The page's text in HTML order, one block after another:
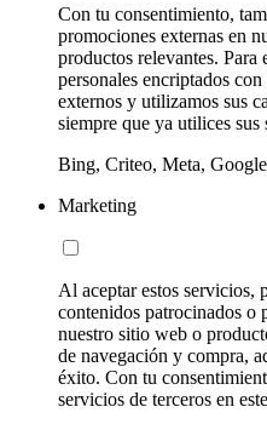
Con tu consentimiento,
promociones externas en
productos relevantes. Para
personales encriptados
externos y utilizamos sus
siempre que ya utilices sus
Bing, Criteo, Meta,
Marketing
Al aceptar estos servicios,
contenidos patrocinados o
nuestro sitio web o
de navegación y compra,
éxito. Con tu
servicios de terceros en